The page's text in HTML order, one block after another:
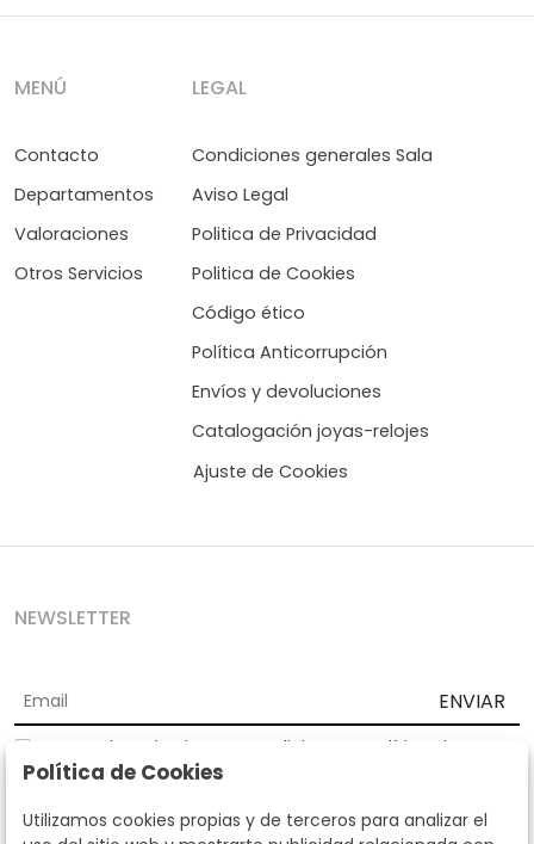
MENÚ
Contacto
Departamentos
Valoraciones
Otros Servicios
LEGAL
Condiciones generales Sala
Aviso Legal
Politica de Privacidad
Politica de Cookies
Código ético
Política Anticorrupción
Envíos y devoluciones
Catalogación joyas-relojes
Ajuste de Cookies
NEWSLETTER
ENVIAR
Acepto los Términos y Condiciones
Política de
privacidad
Según la LOPD y disposiciones de desarrollo, informamos que sus
datos personales serán tratados por parte de Subastas Segre con la
Política de Cookies
Utilizamos cookies propias y de terceros para analizar el